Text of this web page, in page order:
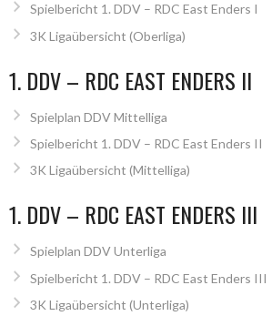
Spielbericht 1. DDV – RDC East Enders I
3K Ligaübersicht (Oberliga)
1. DDV – RDC EAST ENDERS II
Spielplan DDV Mittelliga
Spielbericht 1. DDV – RDC East Enders II
3K Ligaübersicht (Mittelliga)
1. DDV – RDC EAST ENDERS III
Spielplan DDV Unterliga
Spielbericht 1. DDV – RDC East Enders III
3K Ligaübersicht (Unterliga)